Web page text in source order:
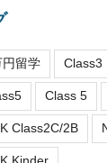
円留学 Class3
Class 5
Class2C/2B
Kinder